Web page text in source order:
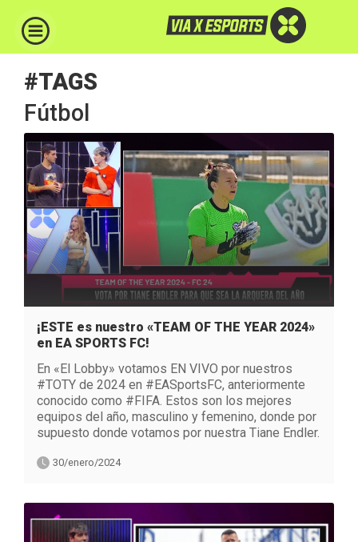
#TAGS
Fútbol
¡ESTE es nuestro «TEAM OF THE YEAR 2024»
en EA SPORTS FC!
En «El Lobby» votamos EN VIVO por nuestros
#TOTY de 2024 en #EASportsFC, anteriormente
conocido como #FIFA. Estos son los mejores
equipos del año, masculino y femenino, donde por
supuesto donde votamos por nuestra Tiane Endler.
30/enero/2024